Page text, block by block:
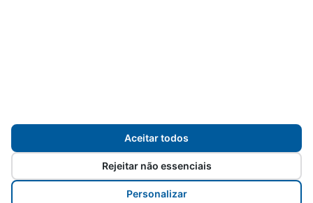
Grupo Endomarketing
Aceitar todos
Rejeitar não essenciais
Personalizar